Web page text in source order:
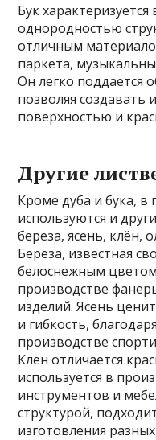
Бук
однородностью
отличным
паркета,
Он легко поддается
позволяя создавать
поверхностью и
Другие
Кроме дуба и бука,
используются и
береза, ясень, клён,
Береза, известная
белоснежным
производстве
изделий. Ясень
и гибкость,
производстве
Клен отличается
используется в
инструментов и
структурой,
изготовления